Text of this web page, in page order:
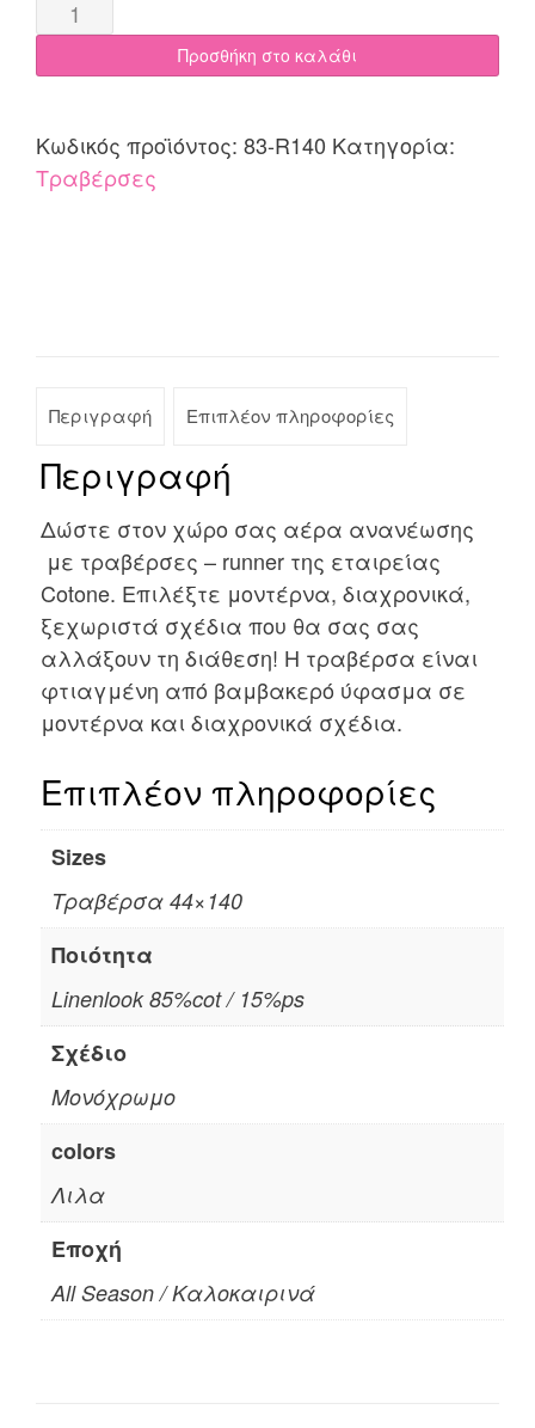
Τραβέρσα
44x140
Cotone
18
λιλά
quantity
Προσθήκη στο καλάθι
Κωδικός προϊόντος: 83-R140 Κατηγορία:
Τραβέρσες
Περιγραφή Επιπλέον πληροφορίες
Περιγραφή
Δώστε στον χώρο σας αέρα ανανέωσης
με τραβέρσες – runner της εταιρείας
Cotone. Επιλέξτε μοντέρνα, διαχρονικά,
ξεχωριστά σχέδια που θα σας σας
αλλάξουν τη διάθεση! Η τραβέρσα είναι
φτιαγμένη από βαμβακερό ύφασμα σε
μοντέρνα και διαχρονικά σχέδια.
Επιπλέον πληροφορίες
Sizes
Τραβέρσα 44×140
Ποιότητα
Linenlook 85%cot / 15%ps
Σχέδιο
Μονόχρωμο
colors
Λιλα
Εποχή
All Season / Καλοκαιρινά